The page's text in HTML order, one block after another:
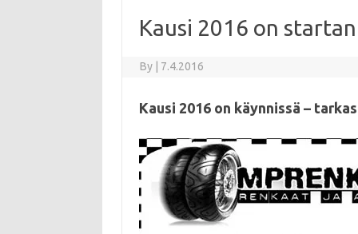
Kausi 2016 on
By 7.4.2016
Kausi 2016 on käynnissä –